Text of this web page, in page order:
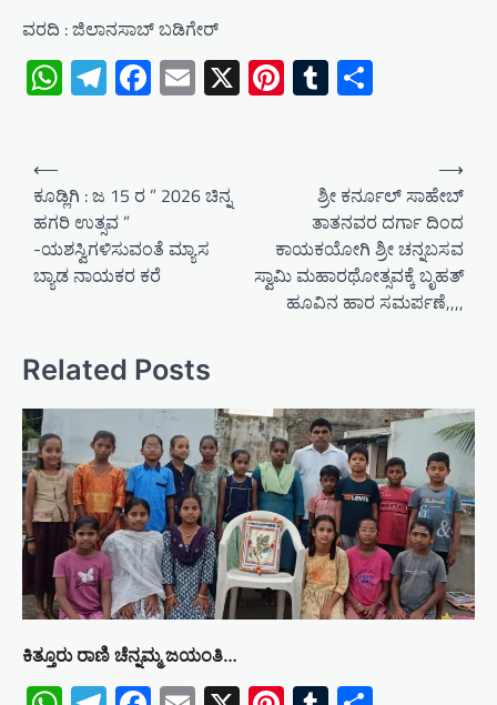
ವರದಿ : ಜಿಲಾನಸಾಬ್ ಬಡಿಗೇರ್
WhatsApp
Telegram
Facebook
Email
X Pinterest
Tumblr
v
i
g
a
t
i
n
⟵
ಕೂಡ್ಲಿಗಿ : ಜ 15 ರ ” 2026 ಚಿನ್ನ
ಹಗರಿ ಉತ್ಸವ ”
-ಯಶಸ್ವಿಗಳಿಸುವಂತೆ ಮ್ಯಾಸ
ಬ್ಯಾಡ ನಾಯಕರ ಕರೆ
ಶ್ರೀ ಕರ್ನೂಲ್ ಸಾಹೇಬ್
ತಾತನವರ ದರ್ಗಾ ದಿಂದ
ಕಾಯಕಯೋಗಿ ಶ್ರೀ ಚನ್ನಬಸವ
ಸ್ವಾಮಿ ಮಹಾರಥೋತ್ಸವಕ್ಕೆ ಬೃಹತ್
ಹೂವಿನ ಹಾರ ಸಮರ್ಪಣೆ,,,,
⟶
Related Posts
ಕಿತ್ತೂರು ರಾಣಿ ಚೆನ್ನಮ್ಮ ಜಯಂತಿ…